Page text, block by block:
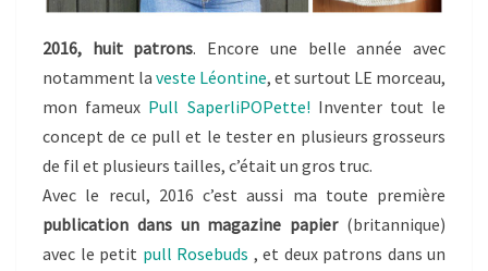
2016, huit patrons. Encore une belle année avec
notamment la veste Léontine, et surtout LE morceau,
mon fameux Pull SaperliPOPette! Inventer tout le
concept de ce pull et le tester en plusieurs grosseurs
de fil et plusieurs tailles, c’était un gros truc.
Avec le recul, 2016 c’est aussi ma toute première
publication dans un magazine papier(britannique)
avec le petit pull Rosebuds , et deux patrons dans un